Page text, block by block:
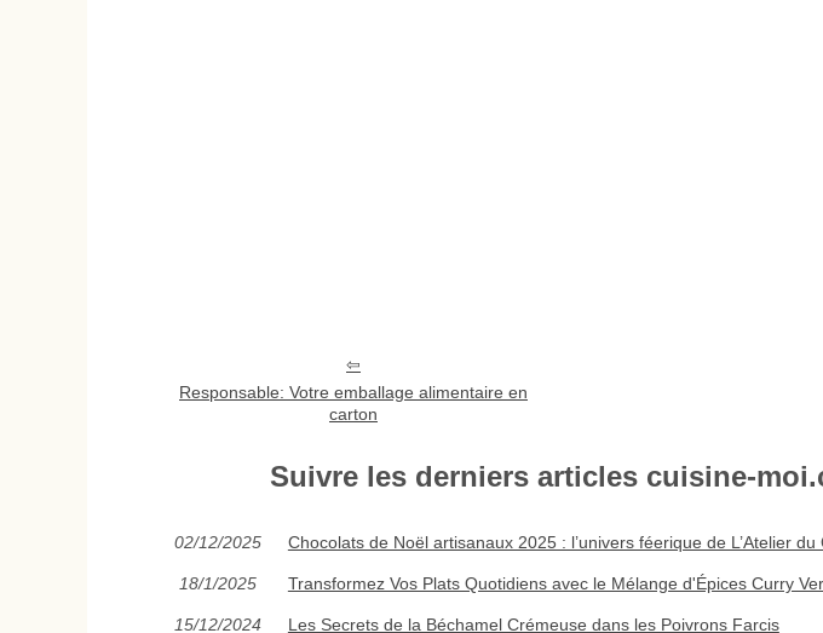
Responsable: Votre emballage alimentaire en
carton
Suivre les derniers articles cuisine-
02/12/2025 Chocolats de Noël artisanaux 2025 : l’univers féerique de L’Atelier du
18/1/2025 Transformez Vos Plats Quotidiens avec le Mélange d'Épices Curry
15/12/2024 Les Secrets de la Béchamel Crémeuse dans les Poivrons Farcis